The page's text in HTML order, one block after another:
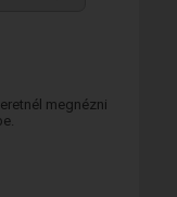
megnézni